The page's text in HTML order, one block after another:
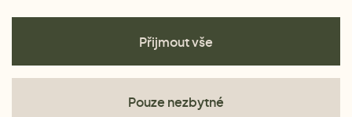
Přijmout vše
Pouze nezbytné